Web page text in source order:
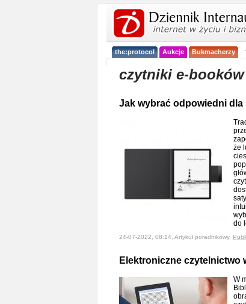
the:protocol Aukcje Bukmacherzy
czytniki e-booków
Jak wybrać odpowiedni
że
do
24-07-2022, 08:14, Artykuł poradnikowy,
Elektroniczne czytelnictwo
W